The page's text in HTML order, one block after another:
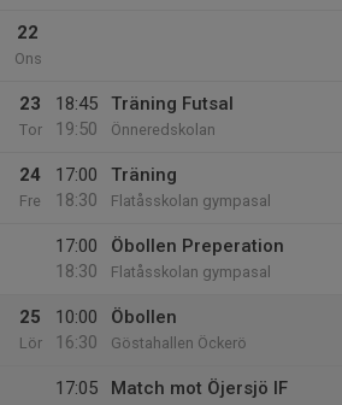
22
Ons
23
Tor
18:45
19:50
Träning Futsal
Önneredskolan
24
Fre
17:00
18:30
Träning
Flatåsskolan gympasal
17:00
18:30
Öbollen Preperation
Flatåsskolan gympasal
25
Lör
10:00
16:30
Öbollen
Göstahallen Öckerö
17:05
Match mot Öjersjö IF